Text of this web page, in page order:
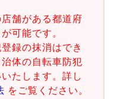
舗がある都道府
可能です。
録の抹消はでき
体の自転車防犯
たします。詳し
をご覧ください。